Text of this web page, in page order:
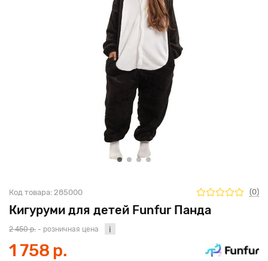
Кигуруми для детей Funfur Панда
Код товара: 285000 (0)
2 450 р. - розничная цена
1 758 р.